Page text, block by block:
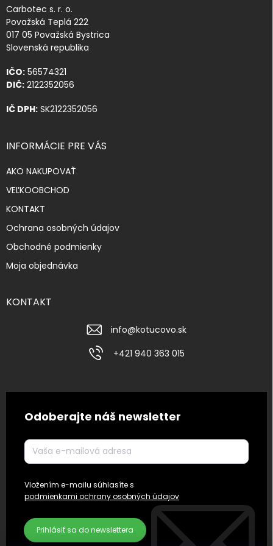
Carbotec s. r. o.
Považská Teplá 222
017 05 Považská Bystrica
Slovenská republika
IČO: 56574321
DIČ: 2122352056
IČ DPH: SK2122352056
INFORMÁCIE PRE VÁS
AKO NAKUPOVAŤ
VEĽKOOBCHOD
KONTAKT
Ochrana osobných údajov
Obchodné podmienky
Moja objednávka
KONTAKT
info@kotucovo.sk
+421 940 363 015
Odoberajte náš newsletter
Vložením e-mailu súhlasíte s
podmienkami ochrany osobných údajov
Prihlásiť sa do newslettera